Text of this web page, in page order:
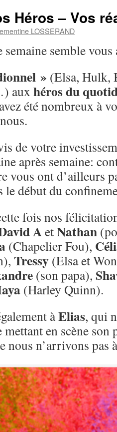
Héros – Vos
LOSSERAND
semaine semble
» (Elsa, Hulk,
aux héros du
été nombreux à
de votre
après semaine:
vous ont d’ailleurs
le début du
fois nos
AetNathan
(Chapelier Fou),
Tressy (Elsa et
(son papa),
(Harley Quinn).
àElias, qui
en scène son
nous n’arrivons pas